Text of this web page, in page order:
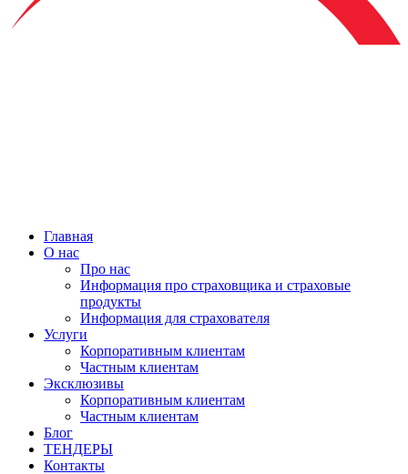
Главная
О нас
Про нас
Информация про страховщика и страховые
продукты
Информация для страхователя
Услуги
Корпоративным клиентам
Частным клиентам
Эксклюзивы
Корпоративным клиентам
Частным клиентам
Блог
ТЕНДЕРЫ
Контакты